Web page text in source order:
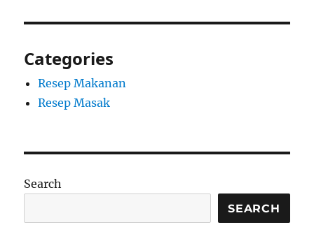
Categories
Resep Makanan
Resep Masak
Search
SEARCH